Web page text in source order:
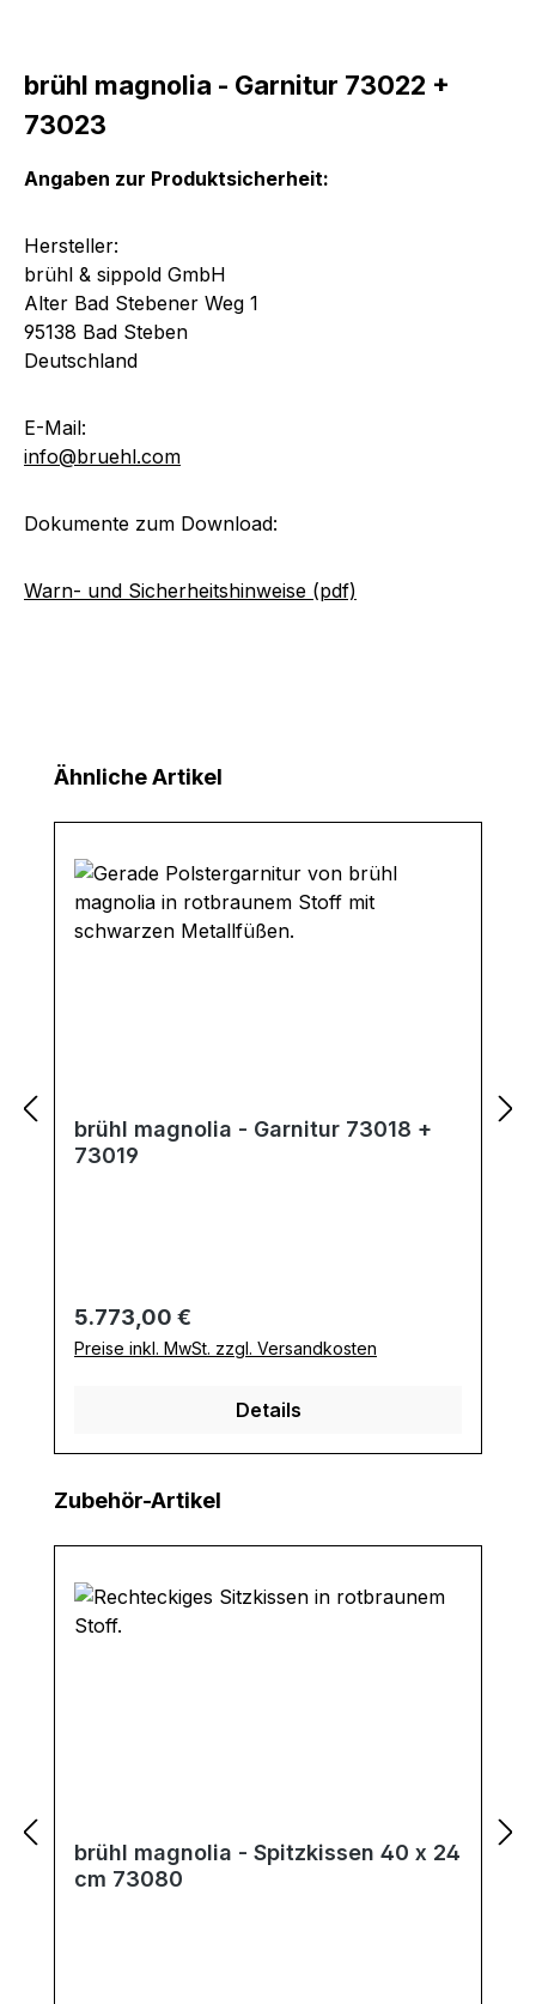
brühl magnolia - Garnitur 73022 +
73023
Angaben zur Produktsicherheit:
Hersteller:
brühl & sippold GmbH
Alter Bad Stebener Weg 1
95138 Bad Steben
Deutschland
E-Mail:
info@bruehl.com
Dokumente zum Download:
Warn- und Sicherheitshinweise (pdf)
Produktgalerie überspringen
Ähnliche Artikel
brühl magnolia - Garnitur 73018 +
73019
Regulärer Preis:
5.773,00 €
Preise inkl. MwSt. zzgl. Versandkosten
Details
Produktgalerie überspringen
Zubehör-Artikel
brühl magnolia - Spitzkissen 40 x 24
cm 73080